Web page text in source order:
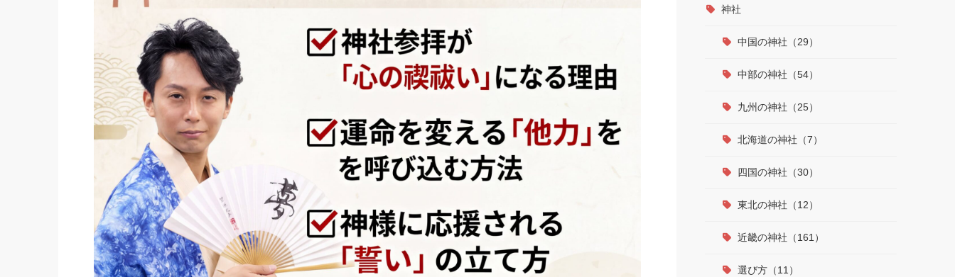
神社
中国の神社（29）
中部の神社（54）
九州の神社（25）
北海道の神社（7）
四国の神社（30）
東北の神社（12）
近畿の神社（161）
選び方（11）